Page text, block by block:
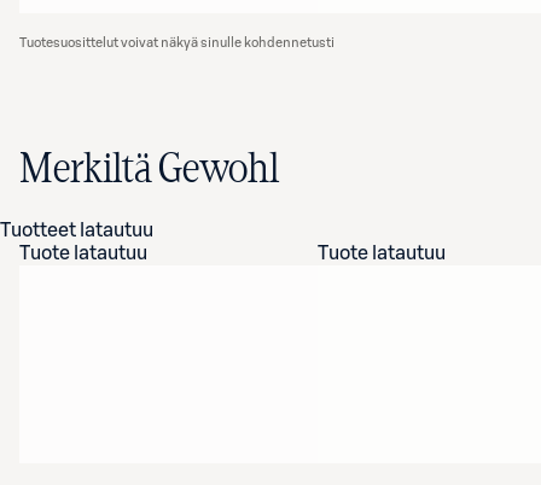
Tuotesuosittelut voivat näkyä sinulle kohdennetusti
Merkiltä Gewohl
Tuotteet latautuu
Tuote latautuu
Tuote latautuu